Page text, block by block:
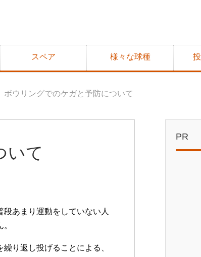
スペア 様々な球種
ボウリングでのケガと予防について
いて
あまり運動をしていない人
り返し投げることによる、
PR